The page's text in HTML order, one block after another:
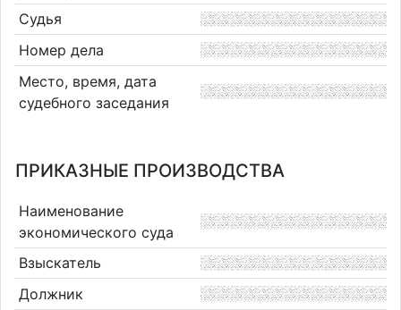
Судья
Номер дела
Место, время, дата
судебного заседания
ПРИКАЗНЫЕ ПРОИЗВОДСТВА
Наименование
экономического суда
Взыскатель
Должник